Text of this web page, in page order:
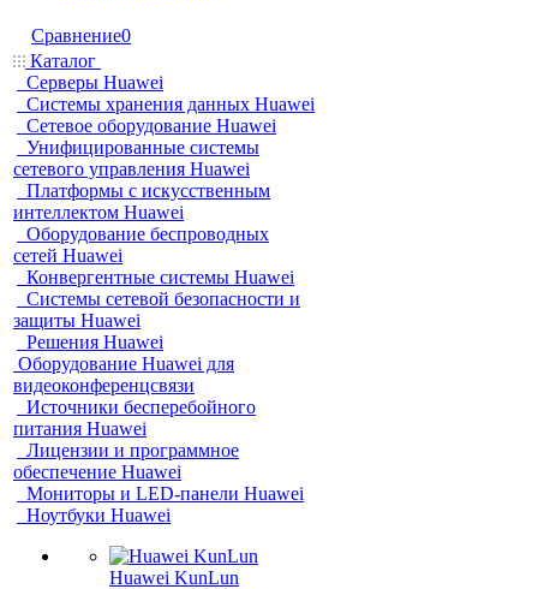
Сравнение0
Каталог
Серверы Huawei
Системы хранения данных Huawei
Сетевое оборудование Huawei
Унифицированные системы
сетевого управления Huawei
Платформы с искусственным
интеллектом Huawei
Оборудование беспроводных
сетей Huawei
Конвергентные системы Huawei
Системы сетевой безопасности и
защиты Huawei
Решения Huawei
Оборудование Huawei для
видеоконференцсвязи
Источники бесперебойного
питания Huawei
Лицензии и программное
обеспечение Huawei
Мониторы и LED-панели Huawei
Ноутбуки Huawei
Huawei KunLun